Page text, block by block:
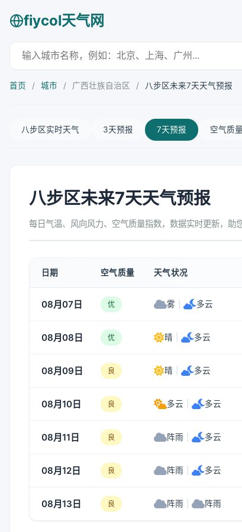
fiycol天气网
首页 / 城市 / 广西壮族自治区 / 八步区未来7天天气预报
八步区实时天气 3天预报 7天预报 空气质量
八步区未来7天天气预报
每日气温、风向风力、空气质量指数，数据实时更新，助
日期 空气质量 天气状况
08月07日 优 雾 多云
08月08日 优 晴 多云
08月09日 良 晴 多云
08月10日 良 多云 多云
08月11日 良 阵雨 多云
08月12日 良 阵雨 多云
08月13日 良 阵雨 阵雨